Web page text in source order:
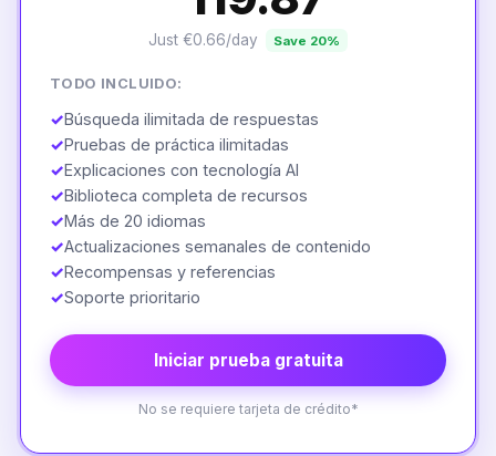
Just €0.66/day Save 20%
TODO INCLUIDO:
✓Búsqueda ilimitada de respuestas
✓Pruebas de práctica ilimitadas
✓Explicaciones con tecnología AI
✓Biblioteca completa de recursos
✓Más de 20 idiomas
✓Actualizaciones semanales de contenido
✓Recompensas y referencias
✓Soporte prioritario
Iniciar prueba gratuita
No se requiere tarjeta de crédito*